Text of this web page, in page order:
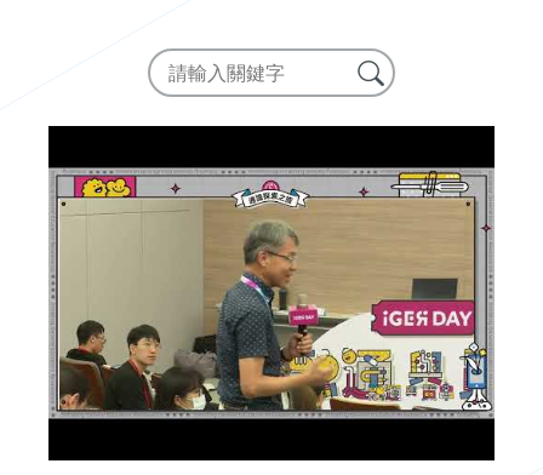
搜尋 搜尋成果專區